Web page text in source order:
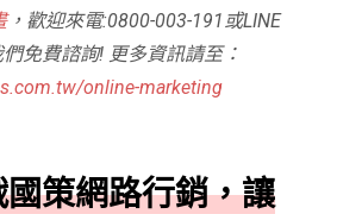
，歡迎來電:0800-003-191或LINE
免費諮詢! 更多資訊請至：
online-marketing
策網路行銷，讓